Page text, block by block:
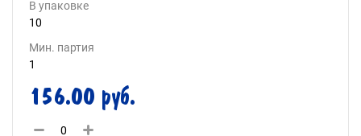
В упаковке
10
Мин. партия
1
156.00 руб.